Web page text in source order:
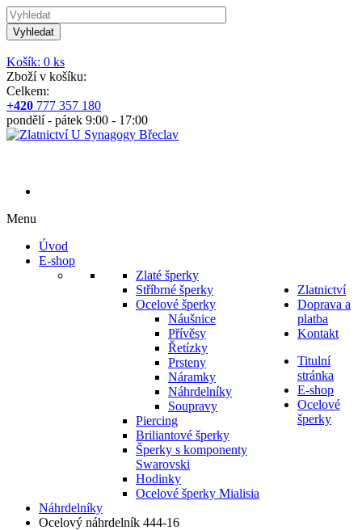
Vyhledat
Košík: 0 ks
Zboží v košíku:
Celkem:
+420 777 357 180
pondělí - pátek 9:00 - 17:00
Menu
Úvod
E-shop
Zlaté šperky
Stříbrné šperky
Ocelové šperky
Náušnice
Přívěsy
Řetízky
Prsteny
Náramky
Náhrdelníky
Soupravy
Piercing
Briliantové šperky
Šperky s komponenty
Swarovski
Hodinky
Ocelové šperky Mialisia
Zlatnictví
Doprava a
platba
Kontakt
Titulní
stránka
E-shop
Ocelové
šperky
Náhrdelníky
Ocelový náhrdelník 444-16